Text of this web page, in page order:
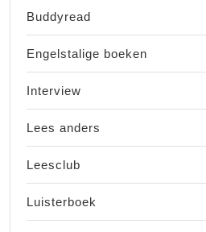
Buddyread
Engelstalige boeken
Interview
Lees anders
Leesclub
Luisterboek